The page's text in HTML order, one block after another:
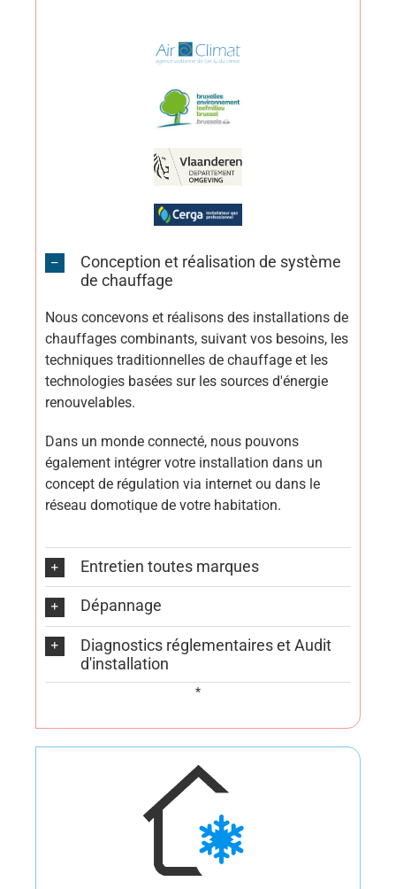
Conception et réalisation de système
de chauffage
Nous concevons et réalisons des installations de
chauffages combinants, suivant vos besoins, les
techniques traditionnelles de chauffage et les
technologies basées sur les sources d'énergie
renouvelables.
Dans un monde connecté, nous pouvons
également intégrer votre installation dans un
concept de régulation via internet ou dans le
réseau domotique de votre habitation.
Entretien toutes marques
Dépannage
Diagnostics réglementaires et Audit
d'installation
*